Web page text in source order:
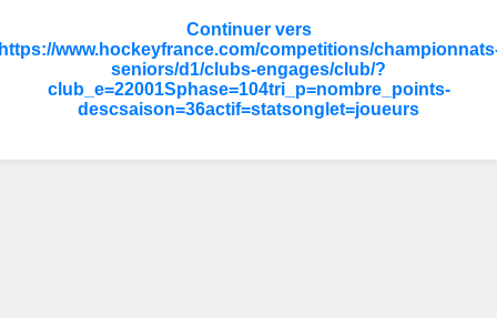
Continuer vers
www.hockeyfrance.com/competitions/
seniors/d1/clubs-engages/club/?
club_e=22001Sphase=104tri_p=nombre_points-
descsaison=36actif=statsonglet=joueurs